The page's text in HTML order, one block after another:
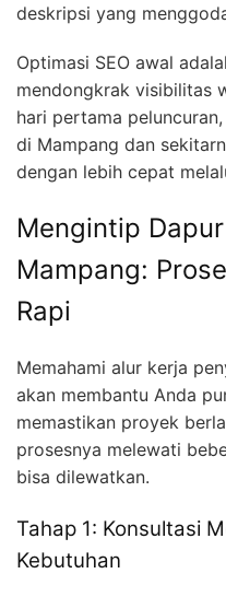
deskripsi yang
Optimasi SEO awal
mendongkrak visibilitas
hari pertama
di Mampang dan
dengan lebih cepat
Mengintip
Mampang:
Rapi
Memahami alur kerja
akan membantu Anda
memastikan proyek
prosesnya melewati
bisa dilewatkan.
Tahap 1: Konsultasi
Kebutuhan